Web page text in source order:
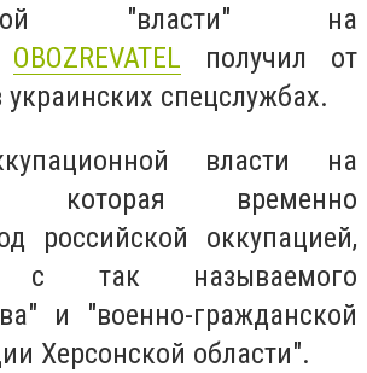
"власти" на
OBOZREVATEL получил от
украинских спецслужбах.
власти на
которая временно
российской оккупацией,
с так называемого
и "военно-гражданской
Херсонской области".